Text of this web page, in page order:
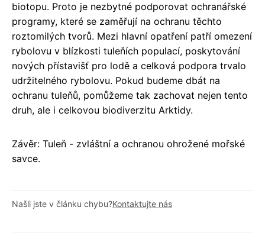
biotopu. Proto je nezbytné podporovat ochranářské
programy, které se zaměřují na ochranu těchto
roztomilých tvorů. Mezi hlavní opatření patří omezení
rybolovu v blízkosti tuleňích populací, poskytování
nových přístavišť pro lodě a celková podpora trvalo
udržitelného rybolovu. Pokud budeme dbát na
ochranu tuleňů, pomůžeme tak zachovat nejen tento
druh, ale i celkovou biodiverzitu Arktidy.
Závěr: Tuleň - zvláštní a ochranou ohrožené mořské
savce.
Našli jste v článku chybu?Kontaktujte nás